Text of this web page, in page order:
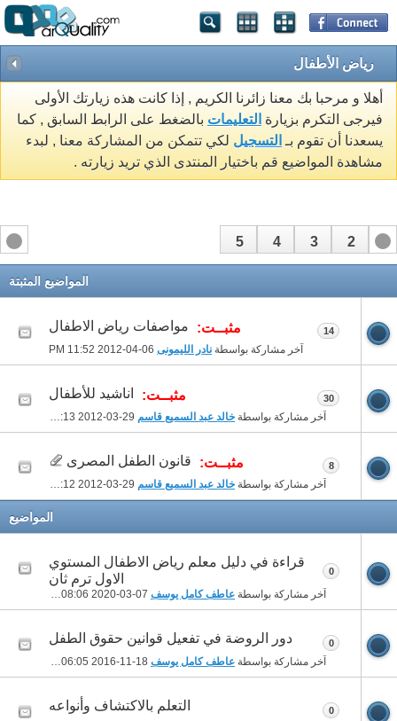
رياض الأطفال
أهلا و مرحبا بك معنا زائرنا الكريم , إذا كانت هذه زيارتك الأولى
فيرجى التكرم بزيارة التعليمات بالضغط على الرابط السابق , كما
يسعدنا أن تقوم بـ التسجيل لكي تتمكن من المشاركة معنا , لبدء
مشاهدة المواضيع قم باختيار المنتدى الذي تريد زيارته .
1
2
3
4
5
المواضيع المثبتة
مثبــت: مواصفات رياض الاطفال
آخر مشاركة بواسطة نادر الليمونى 11:52 PM
14
مثبــت: اناشيد للأطفال
آخر مشاركة بواسطة خالد عبد السميع قاسم 09:13 PM
30
مثبــت: قانون الطفل المصرى
آخر مشاركة بواسطة خالد عبد السميع قاسم 09:12 PM
8
المواضيع
قراءة في دليل معلم رياض الاطفال المستوي
الاول ترم ثان
آخر مشاركة بواسطة عاطف كامل يوسف 08:06 PM
0
دور الروضة في تفعيل قوانين حقوق الطفل
آخر مشاركة بواسطة عاطف كامل يوسف 06:05 PM
0
التعلم بالاكتشاف وأنواعه 0